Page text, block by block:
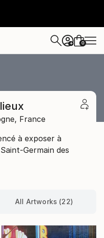
+ 0
France
à exposer à
Germain des
All Artworks (22)